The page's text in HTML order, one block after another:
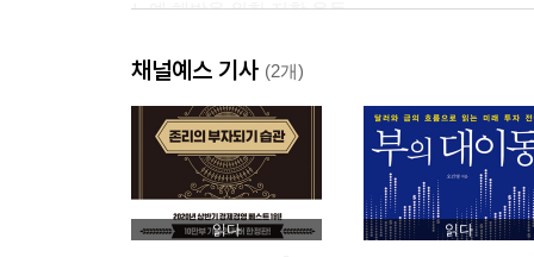
노예 해방을 위한 저항 운동
6장 희망의 벽화 프로젝트
브라질 빈민촌과 구원의 예수상
7장 삼바의 열정 속으로 GO GO!
전 세계를 매혹시킨 삼바 카니발
채널예스 기사 (2개)
읽다 읽다